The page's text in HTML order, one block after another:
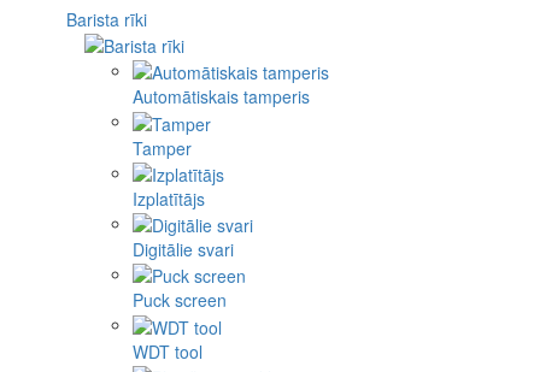
Barista rīki
Automātiskais tamperis
Tamper
Izplatītājs
Digitālie svari
Puck screen
WDT tool